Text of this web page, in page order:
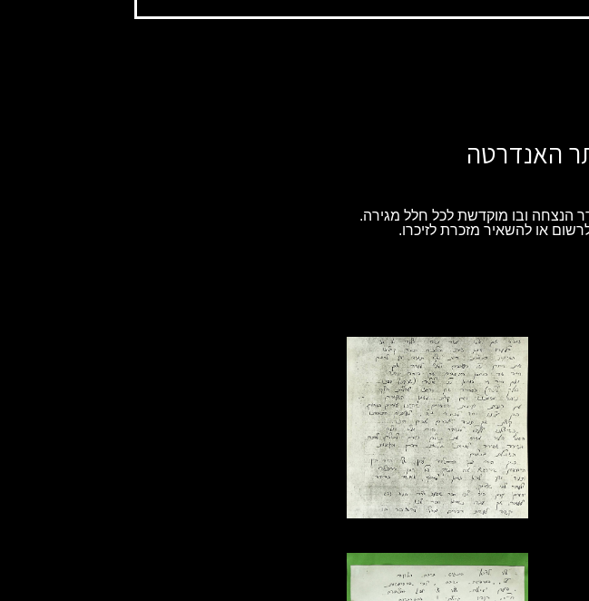
האנדרטה
הנצחה ובו מוקדשת לכל חלל מגירה.
או להשאיר מזכרת לזיכרו.